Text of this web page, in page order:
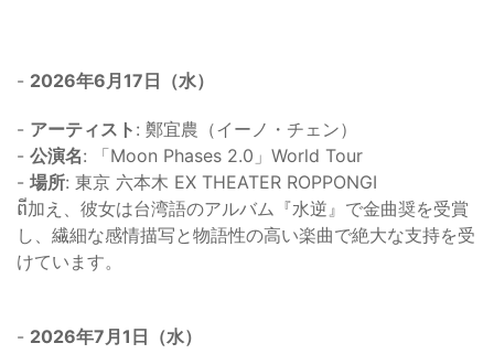
- 2026年6月17日（水）
- アーティスト : 鄭宜農（イーノ・チェン）
- 公演名: 「Moon Phases 2.0」World Tour
- 場所: 東京 六本木 EX THEATER ROPPONGI
​ពី加え、彼女は台湾語のアルバム『水逆』で金曲奨を受賞
し、繊細な感情描写と物語性の高い楽曲で絶大な支持を受
けています。
- 2026年7月1日（水）